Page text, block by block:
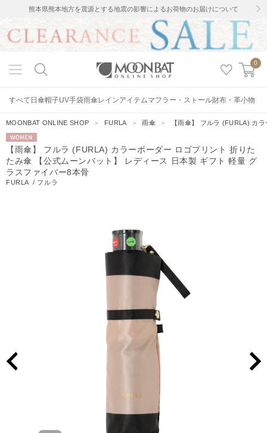
熊本県熊本地方を震源とする地震の影響によるお荷物のお届けについて
0
すべて 日傘帽子UV手袋雨傘レインアイテムマフラー・ストール財布・革小物
MOONBAT ONLINE SHOP ＞ FURLA ＞雨傘 ＞ 【雨傘】 フルラ (FURLA) カ
WOMEN
【雨傘】 フルラ (FURLA) カラーボーダー ロゴプリント 折りた
たみ傘 【公式ムーンバット】 レディース 日本製 ギフト 軽量 グ
ラスファイバー8本骨
FURLA / フルラ